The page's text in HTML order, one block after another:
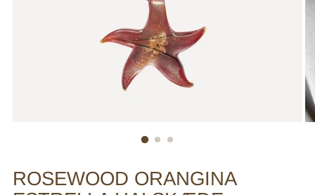
ROSEWOOD ORANGINA